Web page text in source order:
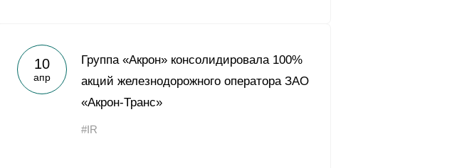
10
апр
Группа «Акрон» консолидировала 100%
акций железнодорожного оператора ЗАО
«Акрон-Транс»
#IR